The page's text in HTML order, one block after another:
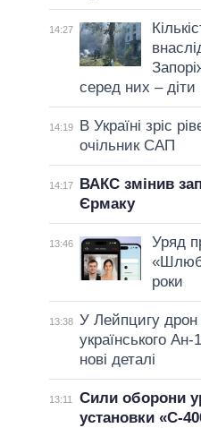
14:27
серед них – діти
14:19
В Україні зріс
очільник САП
14:17
ВАКС змінив
Єрмаку
13:46
Уряд
«Шлюб
роки
13:38 У Лейпцигу дрон
українського
нові деталі
13:11
Сили оборони
установки «С-